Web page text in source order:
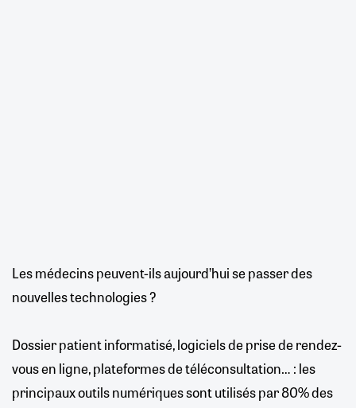
Les médecins peuvent-ils aujourd’hui se passer des
nouvelles technologies ?
Dossier patient informatisé, logiciels de prise de rendez-
vous en ligne, plateformes de téléconsultation… : les
principaux outils numériques sont utilisés par 80% des